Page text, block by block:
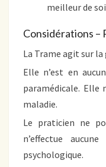
meilleur de
Considérations –
La Trame agit sur
Elle n’est en
paramédicale. Elle
maladie.
Le praticien ne
n’effectue
psychologique.